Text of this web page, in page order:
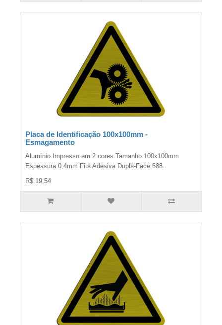
Placa de Identificação 100x100mm -
Esmagamento
Alumínio Impresso em 2 cores Tamanho 100x100mm
Espessura 0,4mm Fita Adesiva Dupla-Face 688..
R$ 19,54